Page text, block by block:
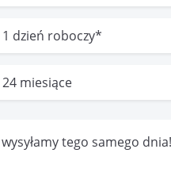
1 dzień roboczy*
24 miesiące
tego samego dnia!